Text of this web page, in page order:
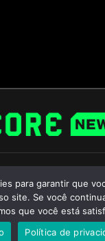
Reserved.
para garantir que
site. Se você
que você está
Política de